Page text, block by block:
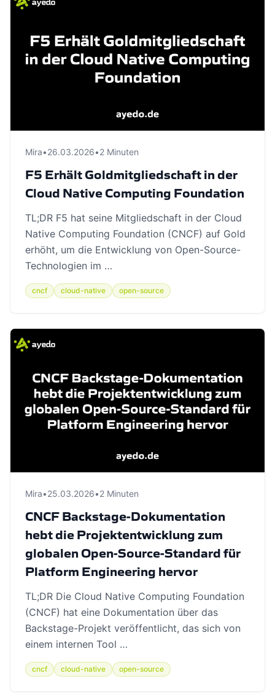
Mira•26.03.2026•2 Minuten
F5 Erhält Goldmitgliedschaft in der
Cloud Native Computing Foundation
TL;DR F5 hat seine Mitgliedschaft in der Cloud
Native Computing Foundation (CNCF) auf Gold
erhöht, um die Entwicklung von Open-Source-
Technologien im …
cncf cloud-native open-source
Mira•25.03.2026•2 Minuten
CNCF Backstage-Dokumentation
hebt die Projektentwicklung zum
globalen Open-Source-Standard für
Platform Engineering hervor
TL;DR Die Cloud Native Computing Foundation
(CNCF) hat eine Dokumentation über das
Backstage-Projekt veröffentlicht, das sich von
einem internen Tool …
cncf cloud-native open-source